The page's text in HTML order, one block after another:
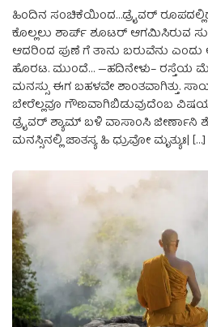
ಹಿಂದಿನ ಸಂಚಿಕೆಯಿಂದ…ಡ್ರೈವರ್
ಕೊಲ್ಲಲು ಶಾರ್ಪ್ ಶೂಟರ್ ಆಗಮಿಸಿರುವ
ಆದರಿಂದ ಪುಣೆ ಗೆ ತಾನು ಬರುವೆನು
ಹೊರಟ. ಮುಂದೆ… —ಹದಿನೇಳು– ರಸ್ತೆಯ
ಮನಸ್ಸು ಈಗ ಬಹಳವೇ ಶಾಂತವಾಗಿತ್ತು.
ಬೇರೆಲ್ಲವೂ ಗೌಣವಾಗಿಬಿಡುವುದೆಂಬ ವಿಷಯ
ಡ್ರೈವರ್‌ ಶ್ಯಾಮ್‌ ಬಳಿ ವಾಸಾಂಸಿ ಜೀರ್ಣಾನಿ
ಮನಸ್ಸಿನಲ್ಲಿ ಜಾತಸ್ಯ ಹಿ ಧ್ರುವೋ ಮೃತ್ಯುಃ| […]